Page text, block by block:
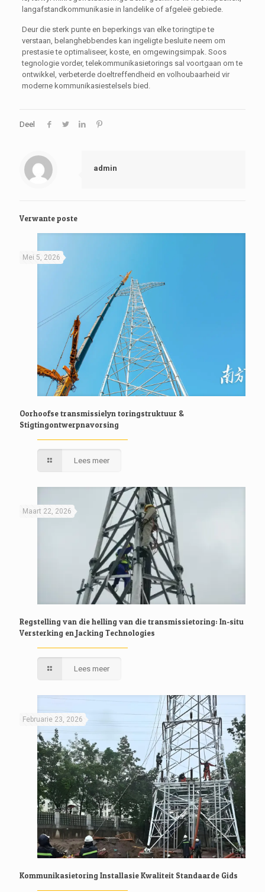
langafstandkommunikasie in landelike of afgeleë gebiede.
Deur die sterk punte en beperkings van elke toringtipe te
verstaan, belanghebbendes kan ingeligte besluite neem om
prestasie te optimaliseer, koste, en omgewingsimpak. Soos
tegnologie vorder, telekommunikasietorings sal voortgaan om te
ontwikkel, verbeterde doeltreffendheid en volhoubaarheid vir
moderne kommunikasiestelsels bied.
Deel
admin
Verwante poste
Mei 5, 2026
Oorhoofse transmissielyn toringstruktuur &
Stigtingontwerpnavorsing
Lees meer
Maart 22, 2026
Regstelling van die helling van die transmissietoring: In-situ
Versterking en Jacking Technologies
Lees meer
Februarie 23, 2026
Kommunikasietoring Installasie Kwaliteit Standaarde Gids